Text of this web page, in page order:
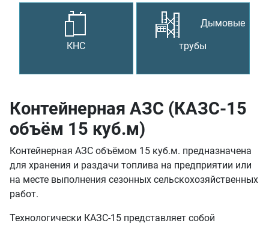
КНС
Дымовые
трубы
Контейнерная АЗС (КАЗС-15
объём 15 куб.м)
Контейнерная АЗС объёмом 15 куб.м. предназначена
для хранения и раздачи топлива на предприятии или
на месте выполнения сезонных сельскохозяйственных
работ.
Технологически КАЗС-15 представляет собой